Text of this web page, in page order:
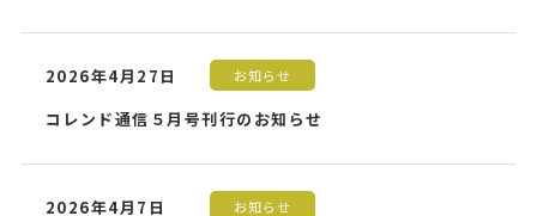
2026年4月27日 お知らせ
コレンド通信５月号刊行のお知らせ
2026年4月7日 お知らせ